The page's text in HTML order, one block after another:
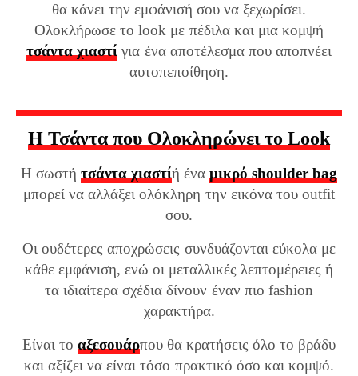
θα κάνει την εμφάνισή σου να ξεχωρίσει.
Ολοκλήρωσε το look με πέδιλα και μια κομψή
τσάντα χιαστί για ένα αποτέλεσμα που αποπνέει
αυτοπεποίθηση.
Η Τσάντα που Ολοκληρώνει το Look
Η σωστή τσάντα χιαστίή έναμικρό shoulder bag
μπορεί να αλλάξει ολόκληρη την εικόνα του outfit
σου.
Οι ουδέτερες αποχρώσεις συνδυάζονται εύκολα με
κάθε εμφάνιση, ενώ οι μεταλλικές λεπτομέρειες ή
τα ιδιαίτερα σχέδια δίνουν έναν πιο fashion
χαρακτήρα.
Είναι το αξεσουάρπου θα κρατήσεις όλο το βράδυ
και αξίζει να είναι τόσο πρακτικό όσο και κομψό.